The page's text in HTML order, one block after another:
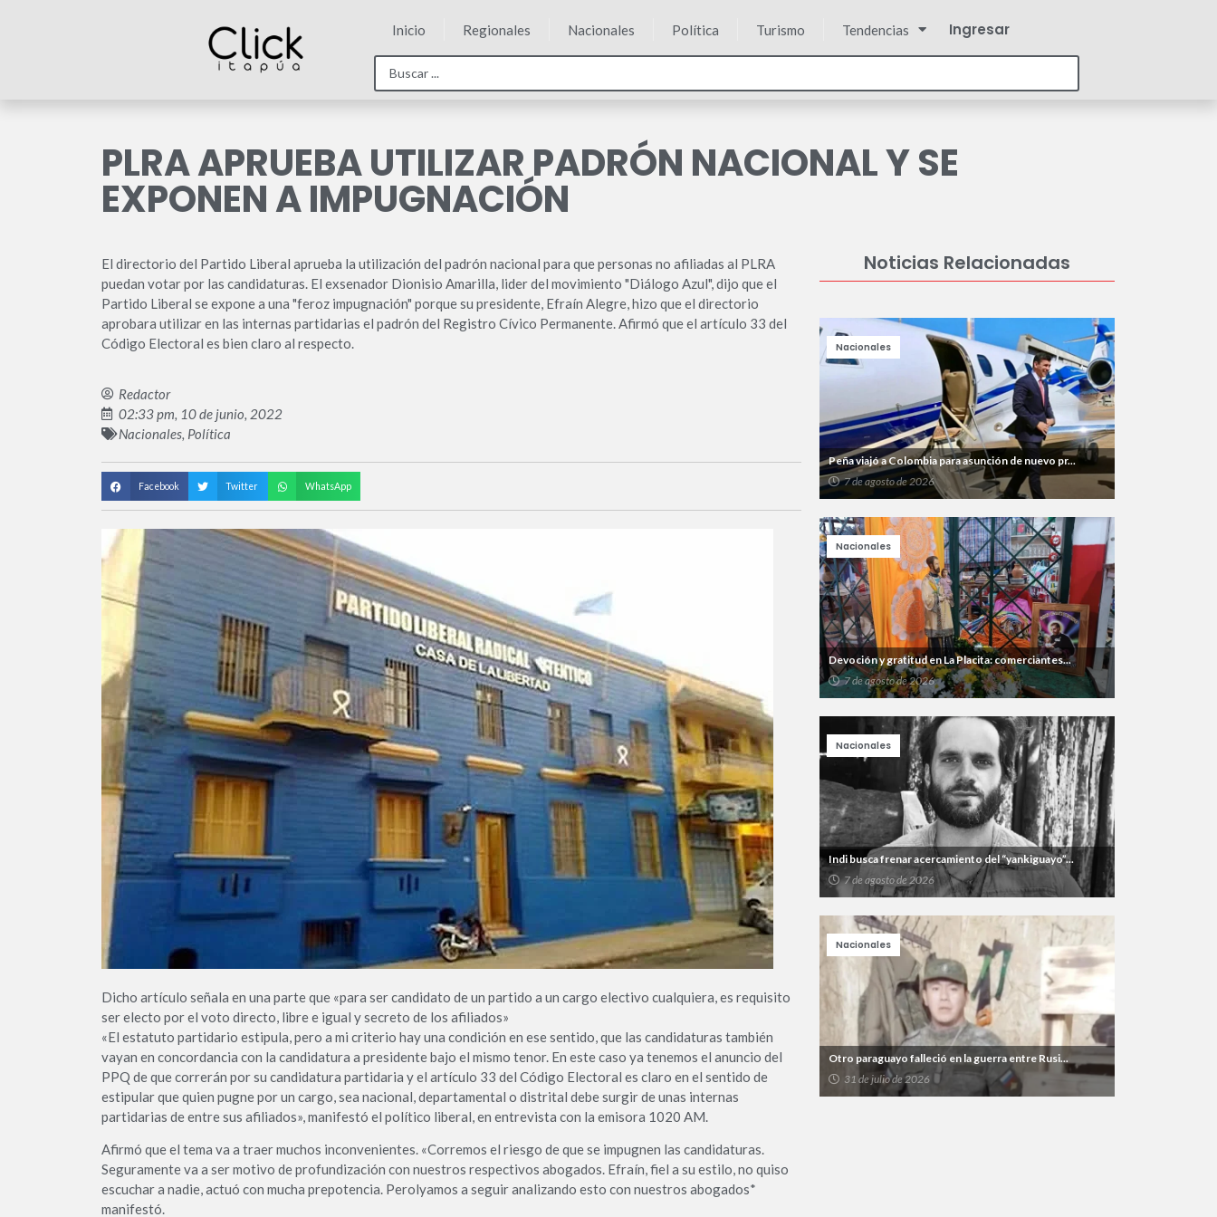
Inicio Regionales Nacionales Política Turismo Tendencias Ingresar
PLRA APRUEBA UTILIZAR PADRÓN NACIONAL Y SE
EXPONEN A IMPUGNACIÓN
El directorio del Partido Liberal aprueba la utilización del padrón nacional para que personas no afiliadas al PLRA
puedan votar por las candidaturas. El exsenador Dionisio Amarilla, lider del movimiento "Diálogo Azul", dijo que el
Partido Liberal se expone a una "feroz impugnación" porque su presidente, Efraín Alegre, hizo que el directorio
aprobara utilizar en las internas partidarias el padrón del Registro Cívico Permanente. Afirmó que el artículo 33 del
Código Electoral es bien claro al respecto.
Redactor
02:33 pm, 10 de junio, 2022
Nacionales, Política
Facebook Twitter WhatsApp
Dicho artículo señala en una parte que «para ser candidato de un partido a un cargo electivo cualquiera, es requisito
ser electo por el voto directo, libre e igual y secreto de los afiliados»
«El estatuto partidario estipula, pero a mi criterio hay una condición en ese sentido, que las candidaturas también
vayan en concordancia con la candidatura a presidente bajo el mismo tenor. En este caso ya tenemos el anuncio del
PPQ de que correrán por su candidatura partidaria y el artículo 33 del Código Electoral es claro en el sentido de
estipular que quien pugne por un cargo, sea nacional, departamental o distrital debe surgir de unas internas
partidarias de entre sus afiliados», manifestó el político liberal, en entrevista con la emisora 1020 AM.
Afirmó que el tema va a traer muchos inconvenientes. «Corremos el riesgo de que se impugnen las candidaturas.
Seguramente va a ser motivo de profundización con nuestros respectivos abogados. Efraín, fiel a su estilo, no quiso
escuchar a nadie, actuó con mucha prepotencia. Perolyamos a seguir analizando esto con nuestros abogados*
manifestó.
Noticias Relacionadas
Peña viajó a Colombia para asunción de nuevo pr...
7 de agosto de 2026
Nacionales
Devoción y gratitud en La Placita: comerciantes...
7 de agosto de 2026
Nacionales
Indi busca frenar acercamiento del “yankiguayo”...
7 de agosto de 2026
Nacionales
Otro paraguayo falleció en la guerra entre Rusi...
31 de julio de 2026
Nacionales